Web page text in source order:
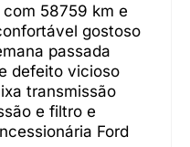
58759 km e
gostoso
passada
defeito vicioso
transmissão
e filtro e
Ford